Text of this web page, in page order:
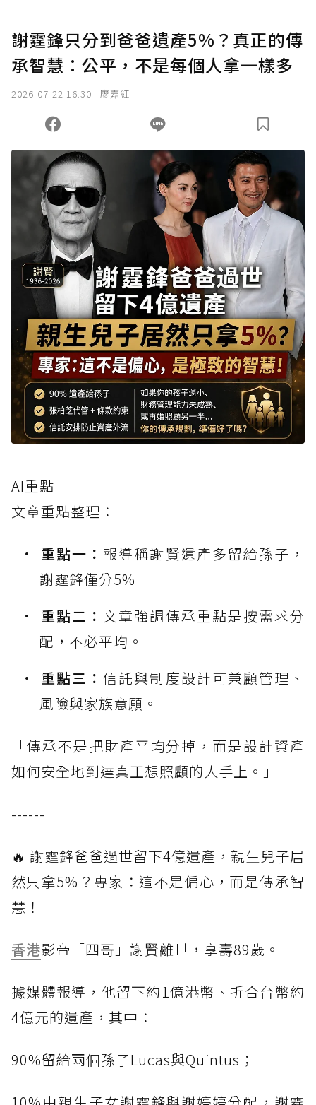
謝霆鋒只分到爸爸遺產5%？真正的傳
承智慧：公平，不是每個人拿一樣多
2026-07-22 16:30 廖嘉紅
AI重點
文章重點整理：
重點一： 報導稱謝賢遺產多留給孫子，
謝霆鋒僅分5%
重點二： 文章強調傳承重點是按需求分
配，不必平均。
重點三：信託與制度設計可兼顧管理、
風險與家族意願。
「傳承不是把財產平均分掉，而是設計資產
如何安全地到達真正想照顧的人手上。」
------
🔥 謝霆鋒爸爸過世留下4億遺產，親生兒子居
然只拿5%？專家：這不是偏心，而是傳承智
慧！
香港影帝「四哥」謝賢離世，享壽89歲。
據媒體報導，他留下約1億港幣、折合台幣約
4億元的遺產，其中：
90%留給兩個孫子Lucas與Quintus；